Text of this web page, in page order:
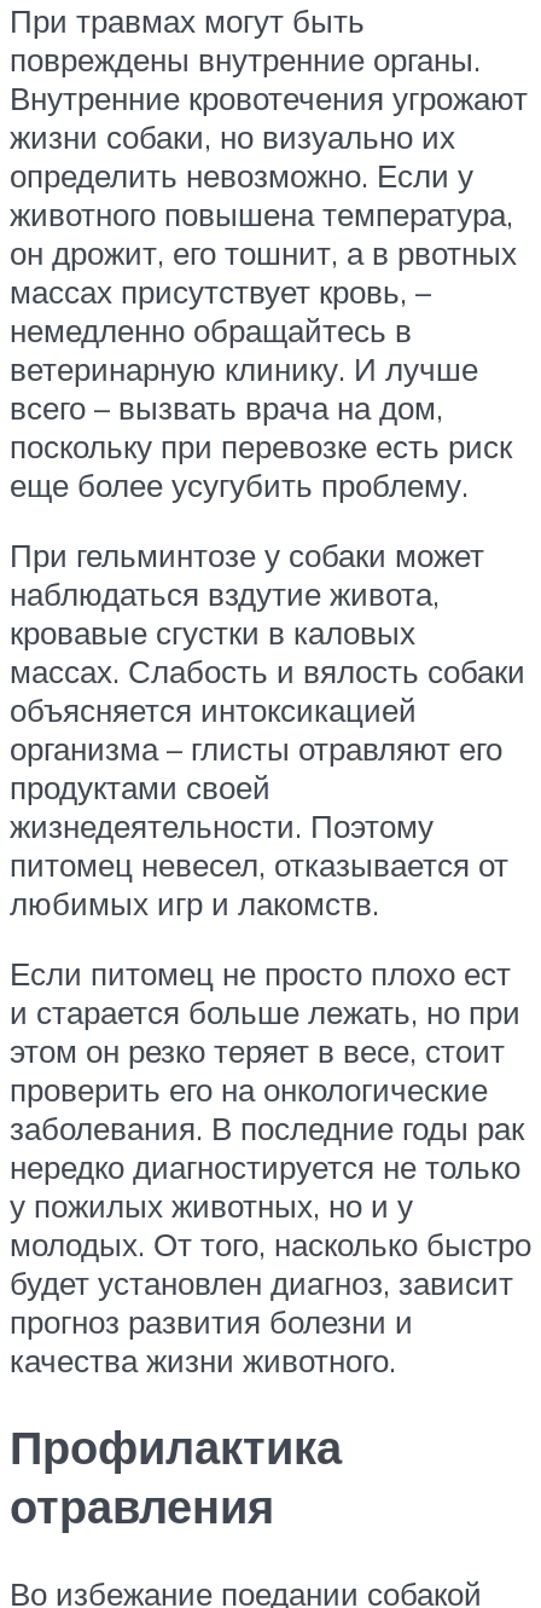
При травмах могут быть
повреждены внутренние органы.
Внутренние кровотечения угрожают
жизни собаки, но визуально их
определить невозможно. Если у
животного повышена температура,
он дрожит, его тошнит, а в рвотных
массах присутствует кровь, –
немедленно обращайтесь в
ветеринарную клинику. И лучше
всего – вызвать врача на дом,
поскольку при перевозке есть риск
еще более усугубить проблему.
При гельминтозе у собаки может
наблюдаться вздутие живота,
кровавые сгустки в каловых
массах. Слабость и вялость собаки
объясняется интоксикацией
организма – глисты отравляют его
продуктами своей
жизнедеятельности. Поэтому
питомец невесел, отказывается от
любимых игр и лакомств.
Если питомец не просто плохо ест
и старается больше лежать, но при
этом он резко теряет в весе, стоит
проверить его на онкологические
заболевания. В последние годы рак
нередко диагностируется не только
у пожилых животных, но и у
молодых. От того, насколько быстро
будет установлен диагноз, зависит
прогноз развития болезни и
качества жизни животного.
Профилактика
отравления
Во избежание поедании собакой